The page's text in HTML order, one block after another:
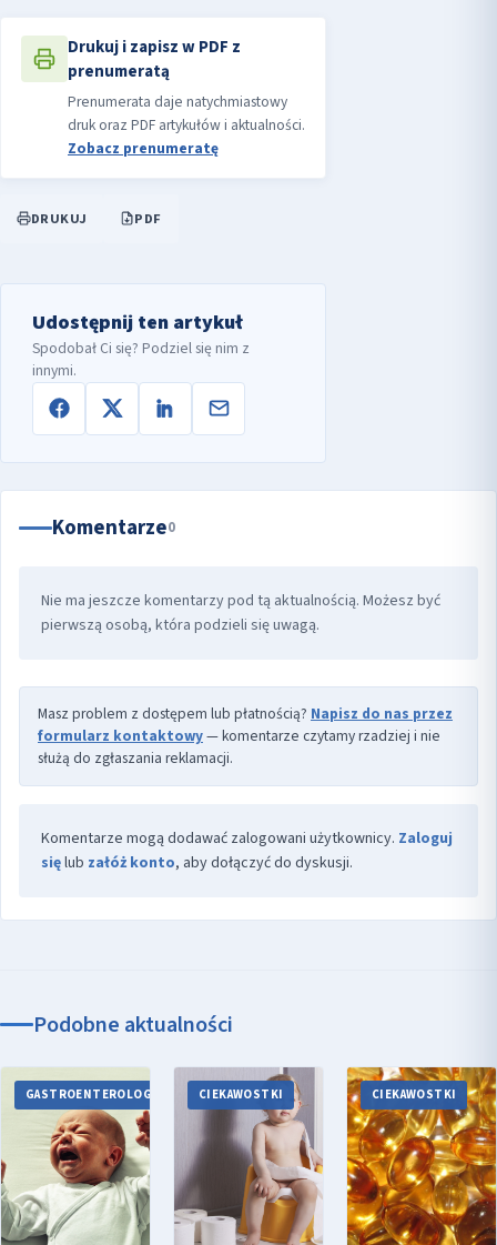
Drukuj i zapisz w PDF z
prenumeratą
Prenumerata daje natychmiastowy
druk oraz PDF artykułów i aktualności.
Zobacz prenumeratę
DRUKUJ PDF
Udostępnij ten artykuł
Spodobał Ci się? Podziel się nim z
innymi.
Komentarze0
Nie ma jeszcze komentarzy pod tą aktualnością. Możesz być
pierwszą osobą, która podzieli się uwagą.
Masz problem z dostępem lub płatnością? Napisz do nas przez
formularz kontaktowy— komentarze czytamy rzadziej i nie
służą do zgłaszania reklamacji.
Komentarze mogą dodawać zalogowani użytkownicy. Zaloguj
sięlub załóż konto, aby dołączyć do dyskusji.
Podobne aktualności
GASTROENTEROLOGIA CIEKAWOSTKI CIEKAWOSTKI